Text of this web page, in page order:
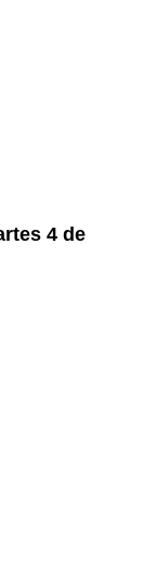
4 de